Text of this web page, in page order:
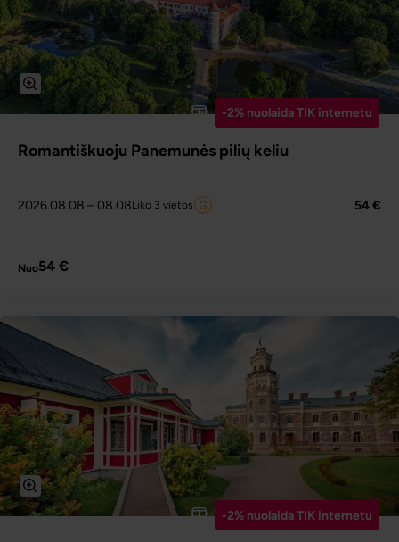
-2% nuolaida TIK internetu
Romantiškuoju Panemunės pilių keliu
2026.08.08 – 08.08Liko 3 vietos 54 €
Nuo54 €
-2% nuolaida TIK internetu